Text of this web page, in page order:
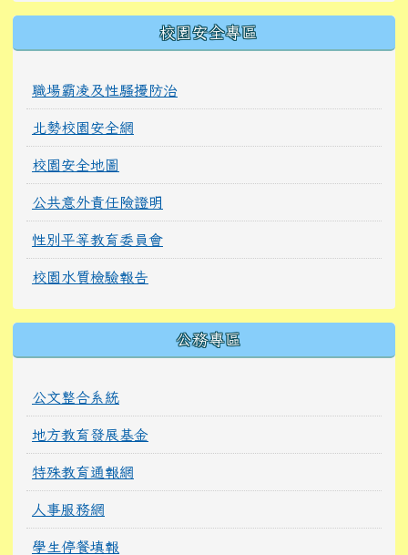
校園安全專區
職場霸凌及性騷擾防治
北勢校園安全網
校園安全地圖
公共意外責任險證明
性別平等教育委員會
校園水質檢驗報告
公務專區
公文整合系統
地方教育發展基金
特殊教育通報網
人事服務網
學生停餐填報